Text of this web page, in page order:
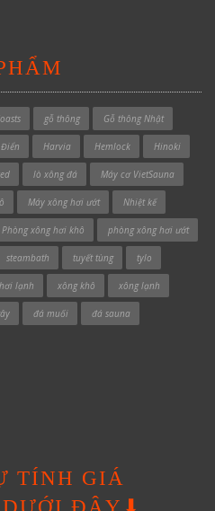
gỗ thông Gỗ thông Nhật
Harvia Hemlock Hinoki
lò xông đá Máy cơ VietSauna
Máy xông hơi ướt Nhiệt kế
Phòng xông hơi khô phòng xông hơi ướt
steambath tuyết tùng tylo
lạnh xông khô xông lạnh
đá muối đá sauna
TÍNH GIÁ